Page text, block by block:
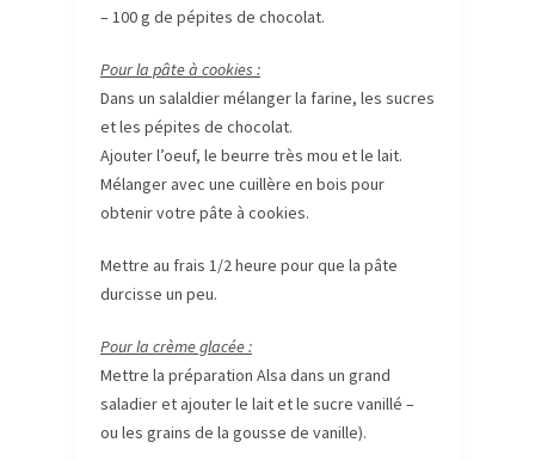
– 100 g de pépites de chocolat.
Pour la pâte à cookies :
Dans un salaldier mélanger la farine, les sucres
et les pépites de chocolat.
Ajouter l’oeuf, le beurre très mou et le lait.
Mélanger avec une cuillère en bois pour
obtenir votre pâte à cookies.
Mettre au frais 1/2 heure pour que la pâte
durcisse un peu.
Pour la crème glacée :
Mettre la préparation Alsa dans un grand
saladier et ajouter le lait et le sucre vanillé –
ou les grains de la gousse de vanille).